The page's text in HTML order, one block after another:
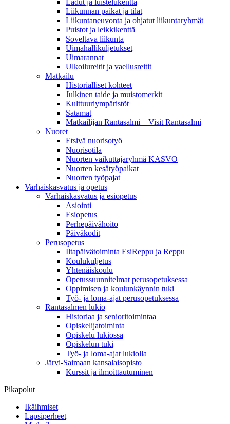
Ladut ja luistelukenttä
Liikunnan paikat ja tilat
Liikuntaneuvonta ja ohjatut liikuntaryhmät
Puistot ja leikkikenttä
Soveltava liikunta
Uimahallikuljetukset
Uimarannat
Ulkoilureitit ja vaellusreitit
Matkailu
Historialliset kohteet
Julkinen taide ja muistomerkit
Kulttuuriympäristöt
Satamat
Matkailijan Rantasalmi – Visit Rantasalmi
Nuoret
Etsivä nuorisotyö
Nuorisotila
Nuorten vaikuttajaryhmä KASVO
Nuorten kesätyöpaikat
Nuorten työpajat
Varhaiskasvatus ja opetus
Varhaiskasvatus ja esiopetus
Asiointi
Esiopetus
Perhepäivähoito
Päiväkodit
Perusopetus
Iltapäivätoiminta EsiReppu ja Reppu
Koulukuljetus
Yhtenäiskoulu
Opetussuunnitelmat perusopetuksessa
Oppimisen ja koulunkäynnin tuki
Työ- ja loma-ajat perusopetuksessa
Rantasalmen lukio
Historiaa ja senioritoimintaa
Opiskelijatoiminta
Opiskelu lukiossa
Opiskelun tuki
Työ- ja loma-ajat lukiolla
Järvi-Saimaan kansalaisopisto
Kurssit ja ilmoittautuminen
Pikapolut
Ikäihmiset
Lapsiperheet